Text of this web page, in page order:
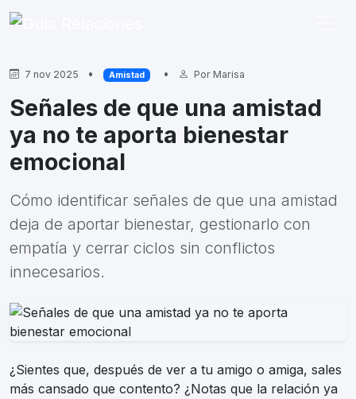
7 nov 2025 • Amistad • Por Marisa
Señales de que una amistad
ya no te aporta bienestar
emocional
Cómo identificar señales de que una amistad
deja de aportar bienestar, gestionarlo con
empatía y cerrar ciclos sin conflictos
innecesarios.
¿Sientes que, después de ver a tu amigo o amiga, sales
más cansado que contento? ¿Notas que la relación ya